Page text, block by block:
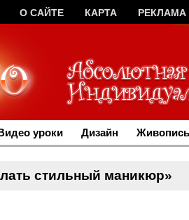
О САЙТЕ КАРТА РЕКЛАМА
уроки Дизайн
стильный маникюр»